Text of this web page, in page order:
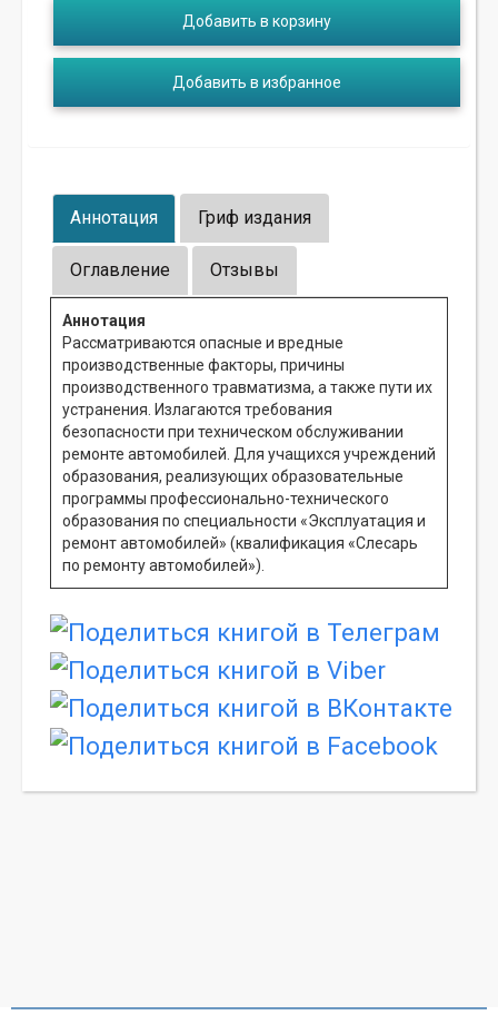
Добавить в корзину
Добавить в избранное
Аннотация Гриф издания
Оглавление Отзывы
Аннотация
Рассматриваются опасные и вредные
производственные факторы, причины
производственного травматизма, а также пути их
устранения. Излагаются требования
безопасности при техническом обслуживании
ремонте автомобилей. Для учащихся учреждений
образования, реализующих образовательные
программы профессионально-технического
образования по специальности «Эксплуатация и
ремонт автомобилей» (квалификация «Слесарь
по ремонту автомобилей»).